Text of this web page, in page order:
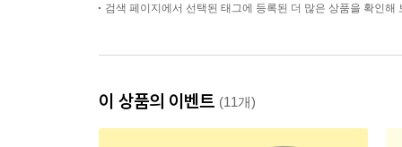
검색 페이지에서 선택된 태그에 등록된 더 많은 상품을 확인해
이 상품의 이벤트 (11개)